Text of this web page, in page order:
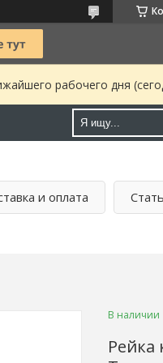
рабочего дня
и оплата
В наличии
Рейка